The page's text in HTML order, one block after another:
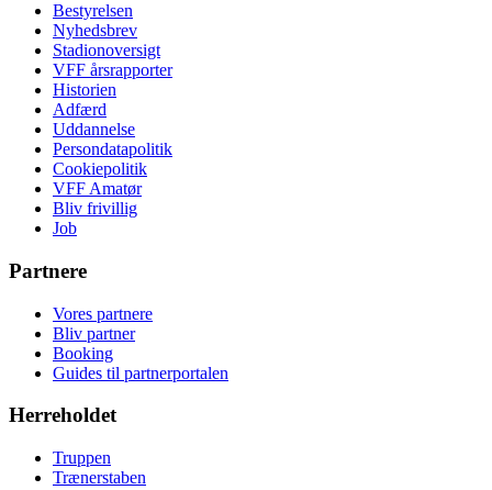
Bestyrelsen
Nyhedsbrev
Stadionoversigt
VFF årsrapporter
Historien
Adfærd
Uddannelse
Persondatapolitik
Cookiepolitik
VFF Amatør
Bliv frivillig
Job
Partnere
Vores partnere
Bliv partner
Booking
Guides til partnerportalen
Herreholdet
Truppen
Trænerstaben